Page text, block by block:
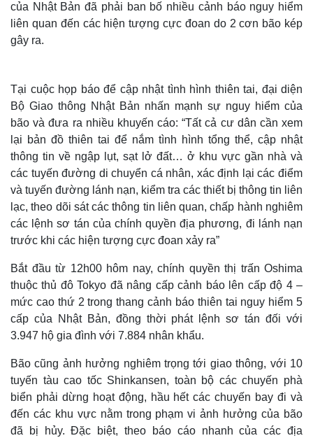
Thế giới
Cuộc sống đó đây
Hồ sơ
Multimedia
Ảnh
E-Magazine
Infographic
của Nhật Bản đã phải ban bố nhiều cảnh báo nguy hiểm
liên quan đến các hiện tượng cực đoan do 2 cơn bão kép
gây ra.
Tại cuộc họp báo để cập nhật tình hình thiên tai, đại diện
Bộ Giao thông Nhật Bản nhấn mạnh sự nguy hiểm của
bão và đưa ra nhiều khuyến cáo: “Tất cả cư dân cần xem
lại bản đồ thiên tai để nắm tình hình tổng thể, cập nhật
thông tin về ngập lụt, sạt lở đất… ở khu vực gần nhà và
các tuyến đường di chuyển cá nhân, xác định lại các điểm
và tuyến đường lánh nạn, kiểm tra các thiết bị thông tin liên
lạc, theo dõi sát các thông tin liên quan, chấp hành nghiêm
các lệnh sơ tán của chính quyền địa phương, đi lánh nạn
trước khi các hiện tượng cực đoan xảy ra”
Bắt đầu từ 12h00 hôm nay, chính quyền thị trấn Oshima
thuộc thủ đô Tokyo đã nâng cấp cảnh báo lên cấp độ 4 –
mức cao thứ 2 trong thang cảnh báo thiên tai nguy hiểm 5
cấp của Nhật Bản, đồng thời phát lệnh sơ tán đối với
3.947 hộ gia đình với 7.884 nhân khẩu.
Bão cũng ảnh hưởng nghiêm trọng tới giao thông, với 10
tuyến tàu cao tốc Shinkansen, toàn bộ các chuyến phà
biển phải dừng hoạt động, hầu hết các chuyến bay đi và
đến các khu vực nằm trong phạm vi ảnh hưởng của bão
đã bị hủy. Đặc biệt, theo báo cáo nhanh của các địa